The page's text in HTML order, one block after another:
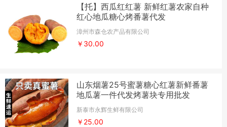
【托】西瓜红红薯 新鲜红薯农家自种
红心地瓜糖心烤番薯代发
漳州市森仓农产品有限公司
￥30.00
山东烟薯25号蜜薯糖心红薯新鲜番薯
地瓜薯一件代发烤薯块专用批发
新泰市永辉生鲜有限公司
￥25.00